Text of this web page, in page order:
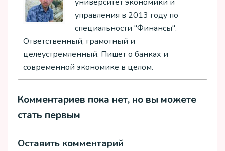
управления в 2013 году по
специальности "Финансы".
Ответственный, грамотный и
целеустремленный. Пишет о банках и
современной экономике в целом.
Комментариев пока нет, но вы можете
стать первым
Оставить комментарий